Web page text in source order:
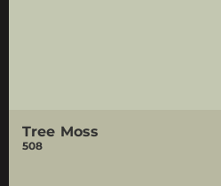
Tree Moss
508